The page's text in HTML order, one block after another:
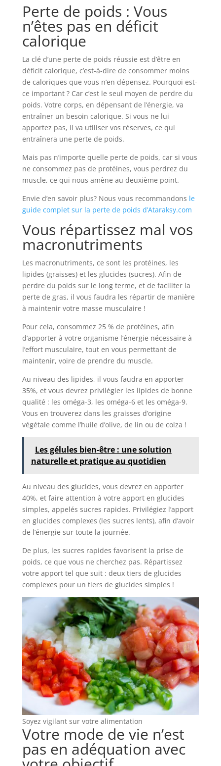
Perte de poids : Vous
n’êtes pas en déficit
calorique
La clé d’une perte de poids réussie est d’être en
déficit calorique, c’est-à-dire de consommer moins
de caloriques que vous n’en dépensez. Pourquoi est-
ce important ? Car c’est le seul moyen de perdre du
poids. Votre corps, en dépensant de l’énergie, va
entraîner un besoin calorique. Si vous ne lui
apportez pas, il va utiliser vos réserves, ce qui
entraînera une perte de poids.
Mais pas n’importe quelle perte de poids, car si vous
ne consommez pas de protéines, vous perdrez du
muscle, ce qui nous amène au deuxième point.
Envie d’en savoir plus? Nous vous recommandons le
guide complet sur la perte de poids d’Ataraksy.com
Vous répartissez mal vos
macronutriments
Les macronutriments, ce sont les protéines, les
lipides (graisses) et les glucides (sucres). Afin de
perdre du poids sur le long terme, et de faciliter la
perte de gras, il vous faudra les répartir de manière
à maintenir votre masse musculaire !
Pour cela, consommez 25 % de protéines, afin
d’apporter à votre organisme l’énergie nécessaire à
l’effort musculaire, tout en vous permettant de
maintenir, voire de prendre du muscle.
Au niveau des lipides, il vous faudra en apporter
35%, et vous devrez privilégier les lipides de bonne
qualité : les oméga-3, les oméga-6 et les oméga-9.
Vous en trouverez dans les graisses d’origine
végétale comme l’huile d’olive, de lin ou de colza !
Les gélules bien-être : une solution
naturelle et pratique au quotidien
Au niveau des glucides, vous devrez en apporter
40%, et faire attention à votre apport en glucides
simples, appelés sucres rapides. Privilégiez l’apport
en glucides complexes (les sucres lents), afin d’avoir
de l’énergie sur toute la journée.
De plus, les sucres rapides favorisent la prise de
poids, ce que vous ne cherchez pas. Répartissez
votre apport tel que suit : deux tiers de glucides
complexes pour un tiers de glucides simples !
Soyez vigilant sur votre alimentation
Votre mode de vie n’est
pas en adéquation avec